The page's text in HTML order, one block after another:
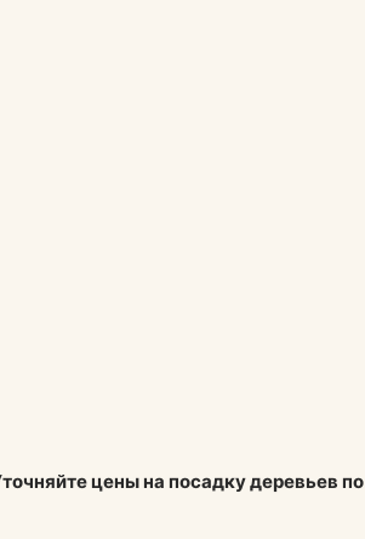
цены на посадку деревьев по